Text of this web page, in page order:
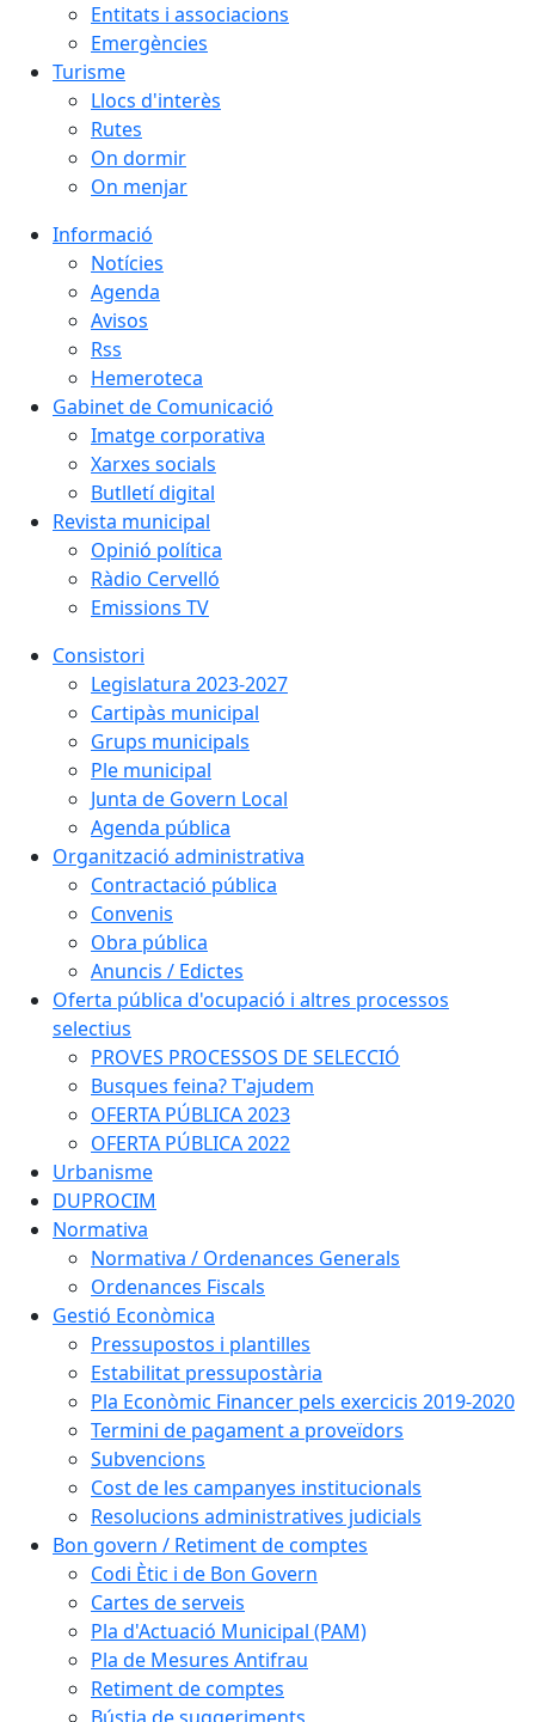
Entitats i associacions
Emergències
Turisme
Llocs d'interès
Rutes
On dormir
On menjar
Informació
Notícies
Agenda
Avisos
Rss
Hemeroteca
Gabinet de Comunicació
Imatge corporativa
Xarxes socials
Butlletí digital
Revista municipal
Opinió política
Ràdio Cervelló
Emissions TV
Consistori
Legislatura 2023-2027
Cartipàs municipal
Grups municipals
Ple municipal
Junta de Govern Local
Agenda pública
Organització administrativa
Contractació pública
Convenis
Obra pública
Anuncis / Edictes
Oferta pública d'ocupació i altres processos
selectius
PROVES PROCESSOS DE SELECCIÓ
Busques feina? T'ajudem
OFERTA PÚBLICA 2023
OFERTA PÚBLICA 2022
Urbanisme
DUPROCIM
Normativa
Normativa / Ordenances Generals
Ordenances Fiscals
Gestió Econòmica
Pressupostos i plantilles
Estabilitat pressupostària
Pla Econòmic Financer pels exercicis 2019-2020
Termini de pagament a proveïdors
Subvencions
Cost de les campanyes institucionals
Resolucions administratives judicials
Bon govern / Retiment de comptes
Codi Ètic i de Bon Govern
Cartes de serveis
Pla d'Actuació Municipal (PAM)
Pla de Mesures Antifrau
Retiment de comptes